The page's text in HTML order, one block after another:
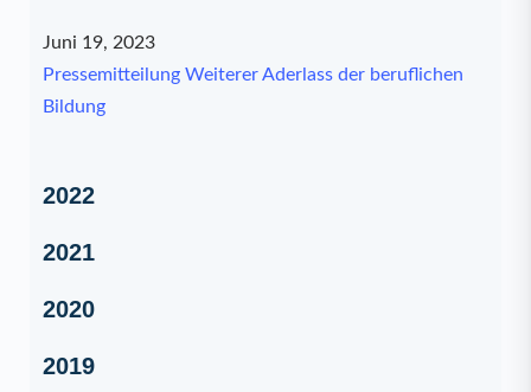
Juni 19, 2023
Pressemitteilung Weiterer Aderlass der beruflichen
Bildung
2022
2021
2020
2019